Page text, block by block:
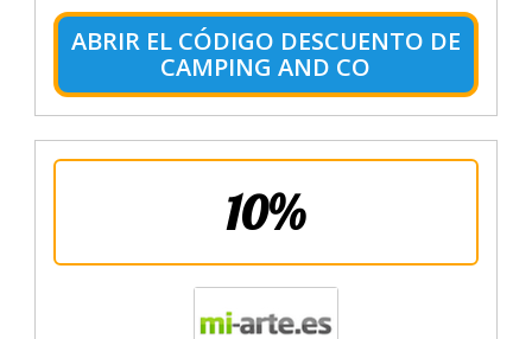
ABRIR EL CÓDIGO DESCUENTO DE
CAMPING AND CO
10%